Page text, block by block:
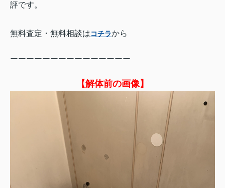
評です。
無料査定・無料相談はコチラから
ーーーーーーーーーーーーーーー
【解体前の画像】